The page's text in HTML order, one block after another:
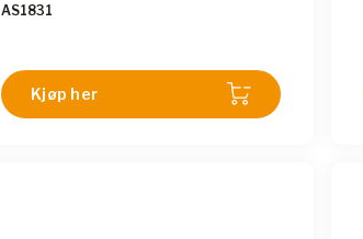
AS1831
Kjøp her